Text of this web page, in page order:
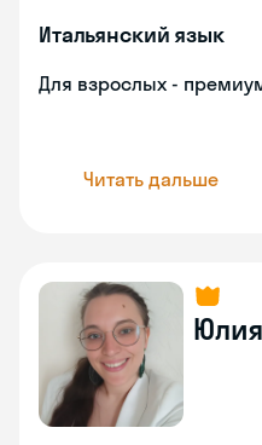
Итальянский язык
Для взрослых -
Читать дальше
Юлия